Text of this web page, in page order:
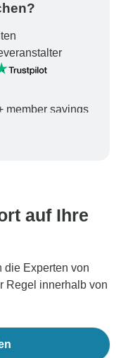
member savings
auf Ihre
die Experten von
Regel innerhalb von